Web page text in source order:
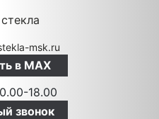
msk.ru
в MAX
18.00
звонок